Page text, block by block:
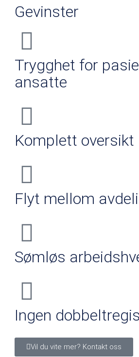
Gevinster
Trygghet for
ansatte
Komplett oversikt
Flyt mellom
Sømløs
Ingen
Vil du vite mer? Kontakt oss